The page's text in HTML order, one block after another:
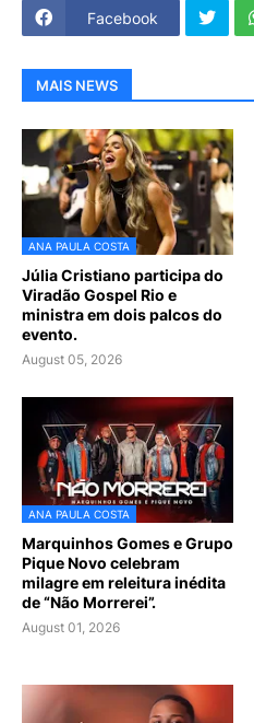
Facebook
MAIS NEWS
ANA PAULA COSTA
Júlia Cristiano participa do
Viradão Gospel Rio e
ministra em dois palcos do
evento.
August 05, 2026
ANA PAULA COSTA
Marquinhos Gomes e Grupo
Pique Novo celebram
milagre em releitura inédita
de “Não Morrerei”.
August 01, 2026